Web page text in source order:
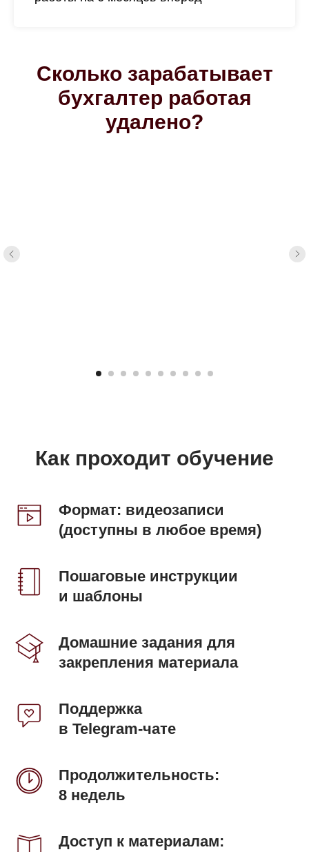
Сколько зарабатывает
бухгалтер работая
удалено?
Как проходит обучение
Формат: видеозаписи
(доступны в любое время)
Пошаговые инструкции
и шаблоны
Домашние задания для
закрепления материала
Поддержка
в Telegram-чате
Продолжительность:
8 недель
Доступ к материалам: